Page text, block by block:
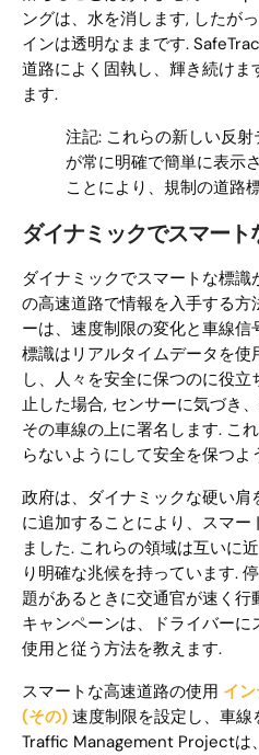
ングは、水を消します, したが
インは透明なままです.
道路によく固執し、輝き続けま
ます.
注記: これらの新しい反
が常に明確で簡単に表示
ことにより、規制の道路
ダイナミックでスマート
ダイナミックでスマートな標
の高速道路で情報を入手する方
ーは、速度制限の変化と車線
標識はリアルタイムデータを使
し、人々を安全に保つのに役
止した場合, センサーに気づき
その車線の上に署名します. こ
らないようにして安全を保つよ
政府は、ダイナミックな硬い肩
に追加することにより、スマ
ました. これらの領域は互いに
り明確な兆候を持っています.
題があるときに交通官が速く行
キャンペーンは、ドライバー
使用と従う方法を教えます.
スマートな高速道路の使用 イ
(その) 速度制限を設定し、車
Traffic Management Projectは